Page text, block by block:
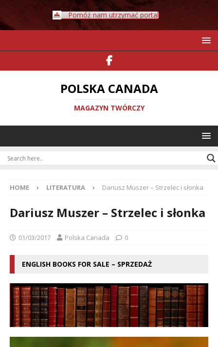
Pomóż nam utrzymać portal
POLSKA CANADA
MAGAZYN TWÓRCZY
HOME LITERATURA Dariusz Muszer – Strzelec i słonka
Dariusz Muszer – Strzelec i słonka
01/03/2017 Polska Canada 0
ENGLISH BOOKS FOR SALE – SPRZEDAŻ